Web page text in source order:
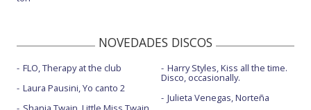
NOVEDADES DISCOS
FLO, Therapy at the club
Laura Pausini, Yo canto 2
Harry Styles, Kiss all the time.
Disco, occasionally.
Julieta Venegas, Norteña